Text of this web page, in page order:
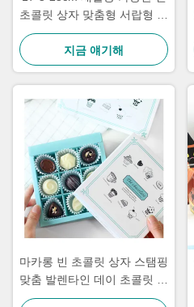
초콜릿 상자 맞춤형 서랍형 판
지 칸막이
지금 얘기해
마카롱 빈 초콜릿 상자 스탬핑
맞춤 발렌타인 데이 초콜릿 상
자